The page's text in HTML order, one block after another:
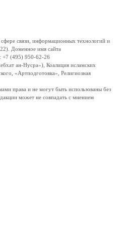
связи, информационных технологий и
Доменное имя сайта
+7 (495) 950-62-26
ан-Нусра»), Коалиция исламских
«Артподготовка», Религиозная
права и не могут быть использованы без
может не совпадать с мнением